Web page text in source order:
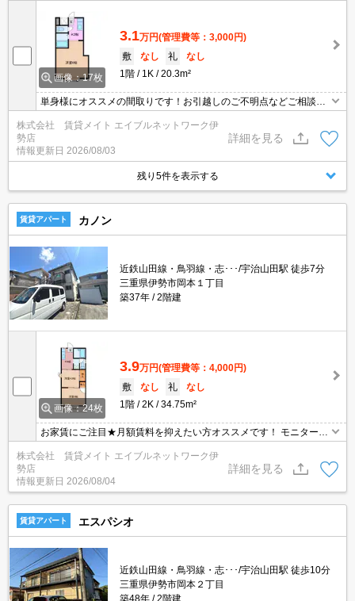
画像：17枚
3.1万円(管理費等：3,000円)
敷
なし 礼
なし
1階
1K 20.3m²
単身様にオススメの間取りです！お引越しのご不明点などご相談く
ださい♪
株式会社 賃貸メイト エイブルネットワーク伊
勢店
情報更新日 2026/08/03
詳細を見る
残り5件を表示する
賃貸アパート カノン
近鉄山田線・鳥羽線・志･･･/宇治山田駅 徒歩7分
三重県伊勢市岡本１丁目
築37年
2階建
画像：24枚
3.9万円(管理費等：4,000円)
敷
なし 礼
なし
1階
2K 34.75m²
お家賃にご注目★月額賃料を抑えたい方オススメです！ モニターホ
ン付きのお部屋です。お部屋から訪問者を確認できるのでセキュリ
ティ面はもちろん知らない人やセールスに対応する必要もありませ
株式会社 賃貸メイト エイブルネットワーク伊
勢店
情報更新日 2026/08/04
詳細を見る
賃貸アパート エスパシオ
近鉄山田線・鳥羽線・志･･･/宇治山田駅 徒歩10分
三重県伊勢市岡本２丁目
築48年
2階建